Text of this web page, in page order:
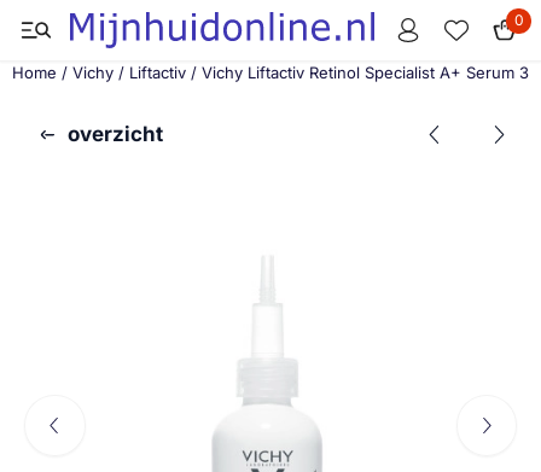
Cookievoorkeuren zijn momenteel gesloten. 0
Home / Vichy / Liftactiv / Vichy Liftactiv Retinol Specialist A+ Serum
overzicht